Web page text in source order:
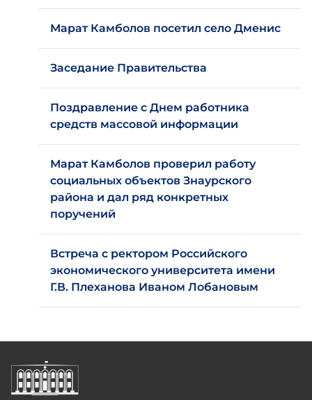
Марат Камболов посетил село Дменис
Заседание Правительства
Поздравление с Днем работника
средств массовой информации
Марат Камболов проверил работу
социальных объектов Знаурского
района и дал ряд конкретных
поручений
Встреча с ректором Российского
экономического университета имени
Г.В. Плеханова Иваном Лобановым